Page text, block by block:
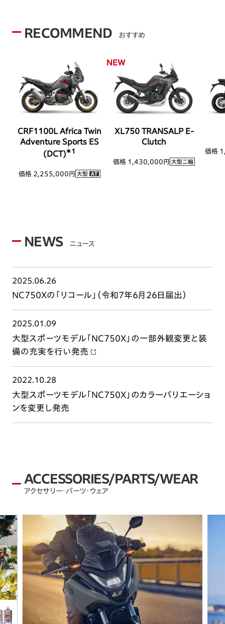
RECOMMEND おすすめ
CRF1100L Africa Twin
Adventure Sports ES
(DCT)＊1
価格 2,255,000円
XL750 TRANSALP E-
Clutch
価格 1,430,000円
価格
NEWS ニュース
2025.06.26
NC750Xの「リコール」（令和7年6月26日届出）
2025.01.09
大型スポーツモデル「NC750X」の一部外観変更と装
備の充実を行い発売
2022.10.28
大型スポーツモデル「NC750X」のカラーバリエーショ
ンを変更し発売
ACCESSORIES/PARTS/WEAR
アクセサリー・パーツ・ウェア